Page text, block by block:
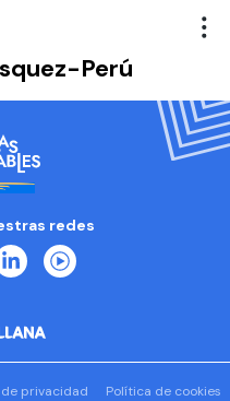
Perú
redes
privacidad
Política de cookies